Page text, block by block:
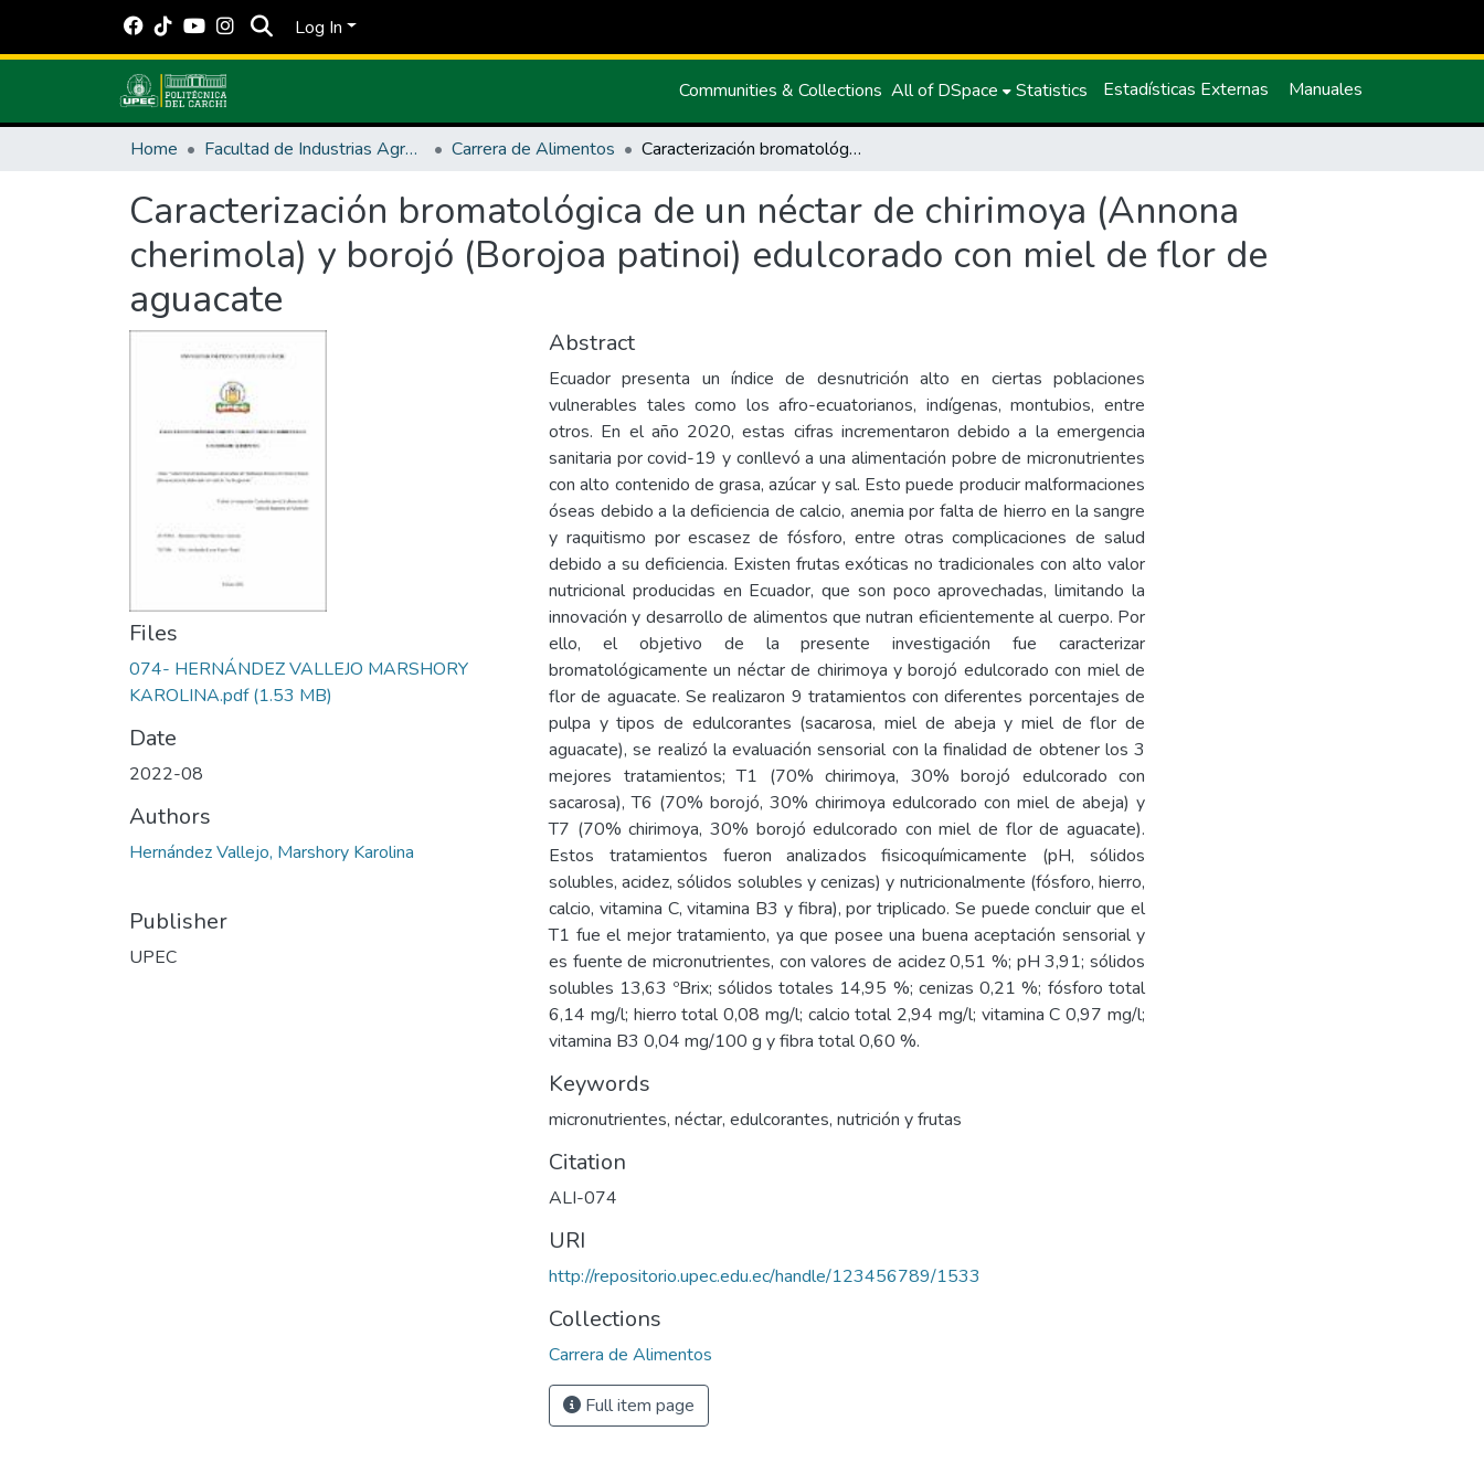
Log In
Communities & Collections All of DSpace Statistics Estadísticas Externas Manuales
Home Facultad de Industrias Agropecuarias y Ciencias Ambientales Carrera de Alimentos Caracterización bromatológica de un néctar de chirimoya (Annona cherimola) y borojó (Borojoa patinoi) edulcorado con miel de flor de aguacate
Caracterización bromatológica de un néctar de chirimoya (Annona
cherimola) y borojó (Borojoa patinoi) edulcorado con miel de flor de
aguacate
Files
074- HERNÁNDEZ VALLEJO MARSHORY
KAROLINA.pdf(1.53 MB)
Date
2022-08
Authors
Hernández Vallejo, Marshory Karolina
Publisher
UPEC
Abstract
Ecuador presenta un índice de desnutrición alto en ciertas poblaciones
vulnerables tales como los afro-ecuatorianos, indígenas, montubios, entre
otros. En el año 2020, estas cifras incrementaron debido a la emergencia
sanitaria por covid-19 y conllevó a una alimentación pobre de micronutrientes
con alto contenido de grasa, azúcar y sal. Esto puede producir malformaciones
óseas debido a la deficiencia de calcio, anemia por falta de hierro en la sangre
y raquitismo por escasez de fósforo, entre otras complicaciones de salud
debido a su deficiencia. Existen frutas exóticas no tradicionales con alto valor
nutricional producidas en Ecuador, que son poco aprovechadas, limitando la
innovación y desarrollo de alimentos que nutran eficientemente al cuerpo. Por
ello, el objetivo de la presente investigación fue caracterizar
bromatológicamente un néctar de chirimoya y borojó edulcorado con miel de
flor de aguacate. Se realizaron 9 tratamientos con diferentes porcentajes de
pulpa y tipos de edulcorantes (sacarosa, miel de abeja y miel de flor de
aguacate), se realizó la evaluación sensorial con la finalidad de obtener los 3
mejores tratamientos; T1 (70% chirimoya, 30% borojó edulcorado con
sacarosa), T6 (70% borojó, 30% chirimoya edulcorado con miel de abeja) y
T7 (70% chirimoya, 30% borojó edulcorado con miel de flor de aguacate).
Estos tratamientos fueron analizados fisicoquímicamente (pH, sólidos
solubles, acidez, sólidos solubles y cenizas) y nutricionalmente (fósforo, hierro,
calcio, vitamina C, vitamina B3 y fibra), por triplicado. Se puede concluir que el
T1 fue el mejor tratamiento, ya que posee una buena aceptación sensorial y
es fuente de micronutrientes, con valores de acidez 0,51 %; pH 3,91; sólidos
solubles 13,63 ºBrix; sólidos totales 14,95 %; cenizas 0,21 %; fósforo total
6,14 mg/l; hierro total 0,08 mg/l; calcio total 2,94 mg/l; vitamina C 0,97 mg/l;
vitamina B3 0,04 mg/100 g y fibra total 0,60 %.
Keywords
micronutrientes, néctar, edulcorantes, nutrición y frutas
Citation
ALI-074
URI
http://repositorio.upec.edu.ec/handle/123456789/1533
Collections
Carrera de Alimentos
Full item page